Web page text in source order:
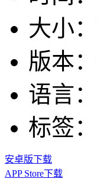
大小：
版本：
语言：
标签：
安卓版下载
APP Store下载